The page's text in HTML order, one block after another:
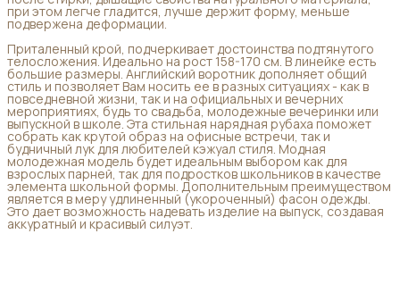
при этом легче гладится, лучше держит форму, меньше
подвержена деформации.
Приталенный крой, подчеркивает достоинства подтянутого
телосложения. Идеально на рост 158-170 см. В линейке есть
большие размеры. Английский воротник дополняет общий
стиль и позволяет Вам носить ее в разных ситуациях - как в
повседневной жизни, так и на официальных и вечерних
мероприятиях, будь то свадьба, молодежные вечеринки или
выпускной в школе. Эта стильная нарядная рубаха поможет
собрать как крутой образ на офисные встречи, так и
будничный лук для любителей кэжуал стиля. Модная
молодежная модель будет идеальным выбором как для
взрослых парней, так для подростков школьников в качестве
элемента школьной формы. Дополнительным преимуществом
является в меру удлиненный (укороченный) фасон одежды.
Это дает возможность надевать изделие на выпуск, создавая
аккуратный и красивый силуэт.